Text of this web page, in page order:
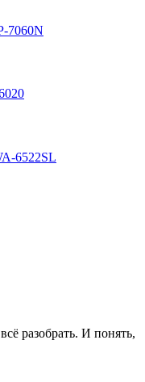
разобрать. И понять,